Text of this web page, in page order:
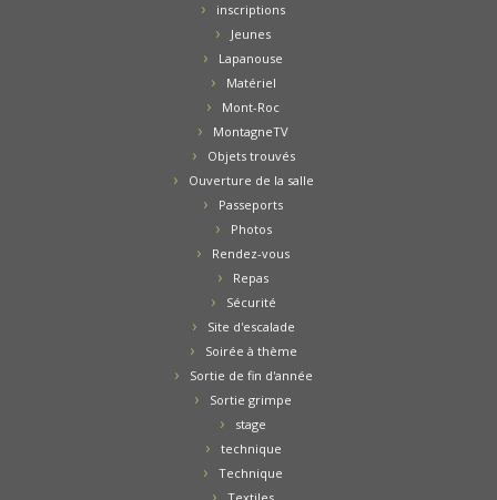
inscriptions
Jeunes
Lapanouse
Matériel
Mont-Roc
MontagneTV
Objets trouvés
Ouverture de la salle
Passeports
Photos
Rendez-vous
Repas
Sécurité
Site d'escalade
Soirée à thème
Sortie de fin d'année
Sortie grimpe
stage
technique
Technique